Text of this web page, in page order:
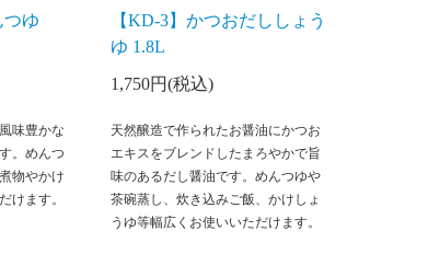
つゆ
味豊かな
。めんつ
物やかけ
けます。
【KD-3】かつおだししょう
ゆ 1.8L
1,750円(税込)
天然醸造で作られたお醤油にかつお
エキスをブレンドしたまろやかで旨
味のあるだし醤油です。めんつゆや
茶碗蒸し、炊き込みご飯、かけしょ
うゆ等幅広くお使いいただけます。